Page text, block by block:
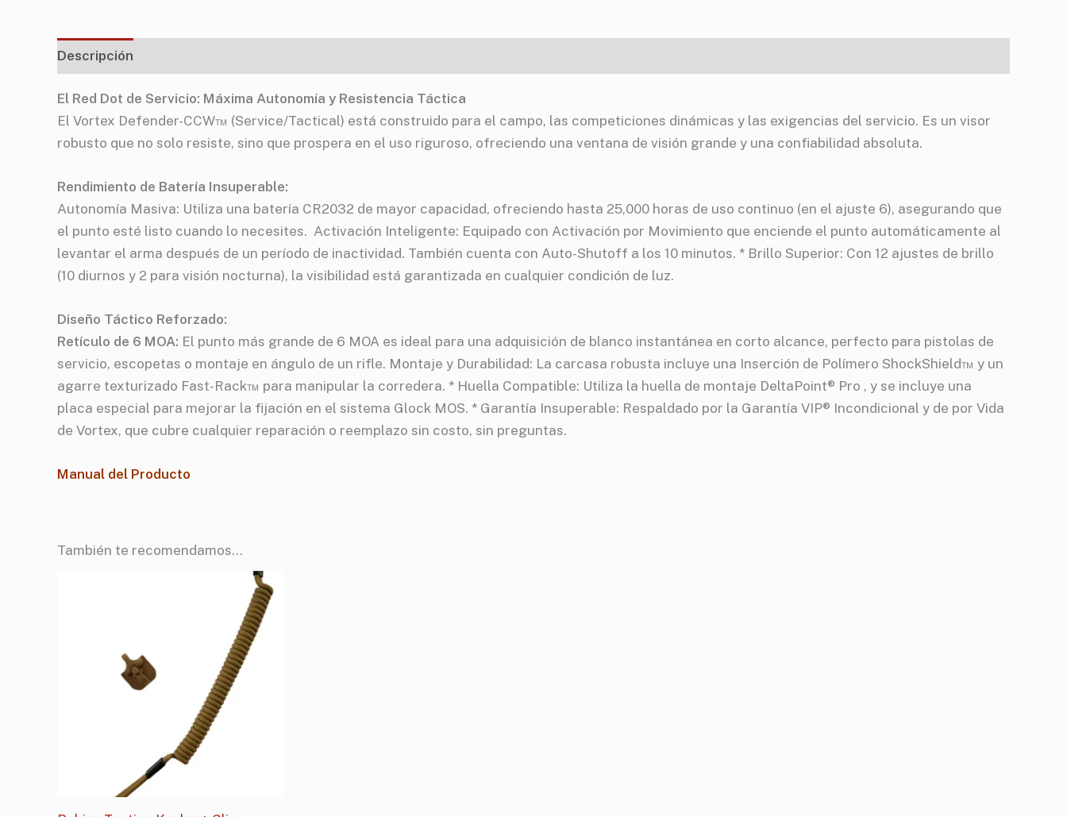
Descripción
El Red Dot de Servicio: Máxima Autonomía y Resistencia Táctica
El Vortex Defender-CCW™ (Service/Tactical) está construido para el campo, las competiciones dinámicas y las exigencias del servicio. Es un visor
robusto que no solo resiste, sino que prospera en el uso riguroso, ofreciendo una ventana de visión grande y una confiabilidad absoluta.
Rendimiento de Batería Insuperable:
Autonomía Masiva: Utiliza una batería CR2032 de mayor capacidad, ofreciendo hasta 25,000 horas de uso continuo (en el ajuste 6), asegurando que
el punto esté listo cuando lo necesites. Activación Inteligente: Equipado con Activación por Movimiento que enciende el punto automáticamente al
levantar el arma después de un período de inactividad. También cuenta con Auto-Shutoff a los 10 minutos. * Brillo Superior: Con 12 ajustes de brillo
(10 diurnos y 2 para visión nocturna), la visibilidad está garantizada en cualquier condición de luz.
Diseño Táctico Reforzado:
Retículo de 6 MOA: El punto más grande de 6 MOA es ideal para una adquisición de blanco instantánea en corto alcance, perfecto para pistolas de
servicio, escopetas o montaje en ángulo de un rifle. Montaje y Durabilidad: La carcasa robusta incluye una Inserción de Polímero ShockShield™ y un
agarre texturizado Fast-Rack™ para manipular la corredera. * Huella Compatible: Utiliza la huella de montaje DeltaPoint® Pro , y se incluye una
placa especial para mejorar la fijación en el sistema Glock MOS. * Garantía Insuperable: Respaldado por la Garantía VIP® Incondicional y de por Vida
de Vortex, que cubre cualquier reparación o reemplazo sin costo, sin preguntas.
Manual del Producto
También te recomendamos…